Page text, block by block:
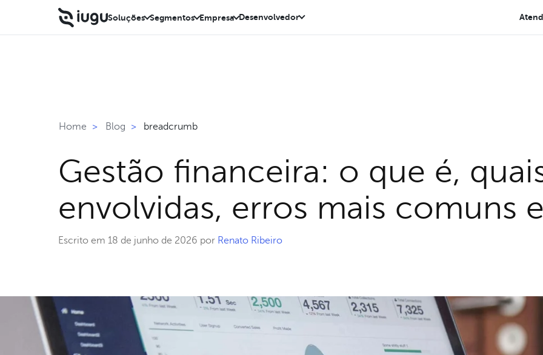
Soluções Segmentos Empresa Desenvolvedor
Home > Blog > breadcrumb
Gestão financeira: o que é,
envolvidas, erros mais comuns
Escrito em 18 de junho de 2026 por Renato Ribeiro